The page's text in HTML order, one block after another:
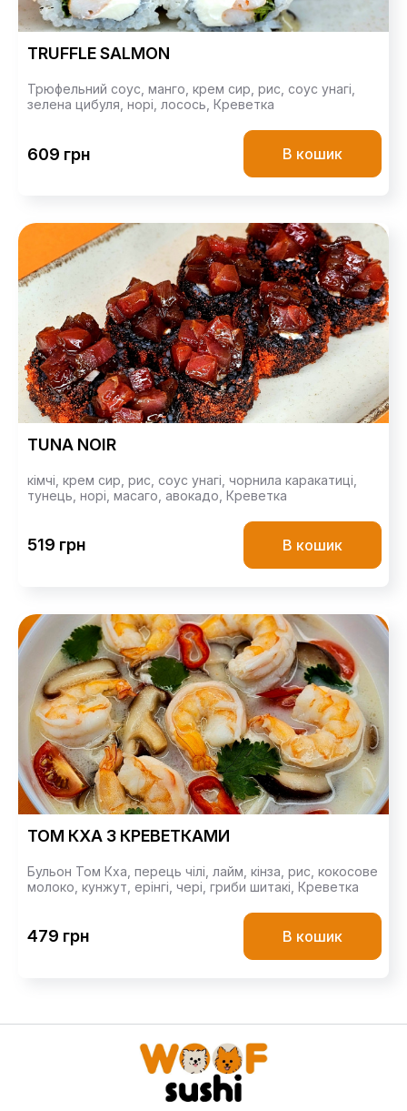
TRUFFLE SALMON
Трюфельний соус, манго, крем сир, рис, соус унагі,
зелена цибуля, норі, лосось, Креветка
609 грн В кошик
TUNA NOIR
кімчі, крем сир, рис, соус унагі, чорнила каракатиці,
тунець, норі, масаго, авокадо, Креветка
519 грн В кошик
ТОМ КХА З КРЕВЕТКАМИ
Бульон Том Кха, перець чілі, лайм, кінза, рис, кокосове
молоко, кунжут, ерінгі, чері, гриби шитакі, Креветка
479 грн В кошик